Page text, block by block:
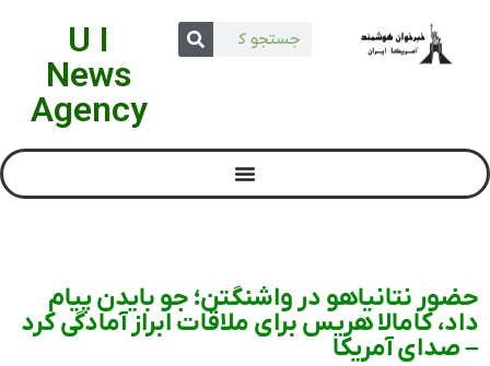
U I
News
Agency
حضور نتانیاهو در واشنگتن؛ جو بایدن پیام
داد، کامالا هریس برای ملاقات ابراز آمادگی کرد
– صدای آمریکا